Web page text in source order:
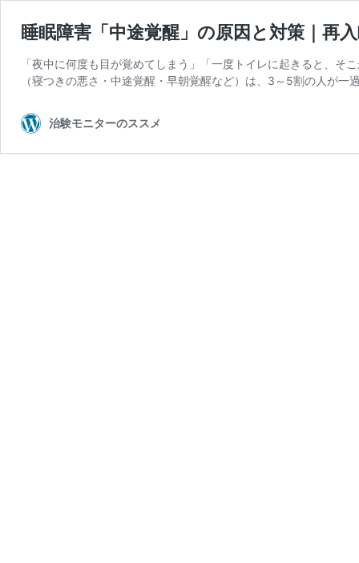
睡眠障害「中途覚醒」の原因と対策｜再
「夜中に何度も目が覚めてしまう」「一度トイレに起きると、
（寝つきの悪さ・中途覚醒・早朝覚醒など）は、3～5割の人が
治験モニターのススメ